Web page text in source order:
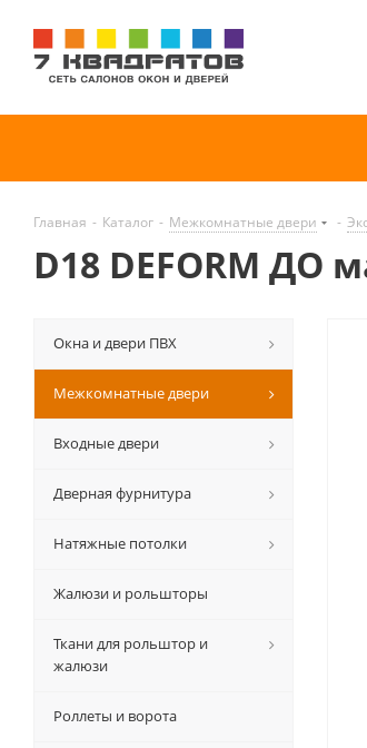
Главная - Каталог - Межкомнатные двери -
D18 DEFORM ДО
Окна и двери ПВХ
Межкомнатные двери
Входные двери
Дверная фурнитура
Натяжные потолки
Жалюзи и рольшторы
Ткани для рольштор и
жалюзи
Роллеты и ворота